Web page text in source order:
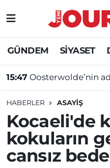
GÜNDEM SİYASET
15:47 Oosterwolde’nin adale
HABERLER ASAYİŞ
Kocaeli'de
kokuların
cansız
GÜNDEM
SİYASET
EĞİTİM
ÖZEL HABER
Nöbetçi Eczaneler
Hava Durumu
Süper Lig Puan
Tüm Manşetler
Son Dakika